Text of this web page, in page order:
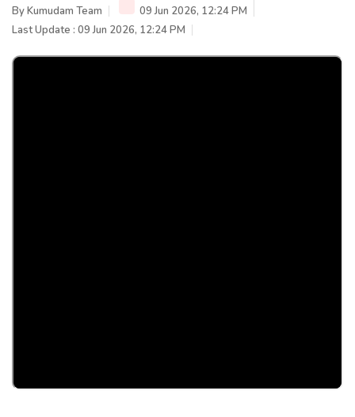
ByKumudam Team
09 Jun 2026, 12:24 PM
Last Update : 09 Jun 2026, 12:24 PM